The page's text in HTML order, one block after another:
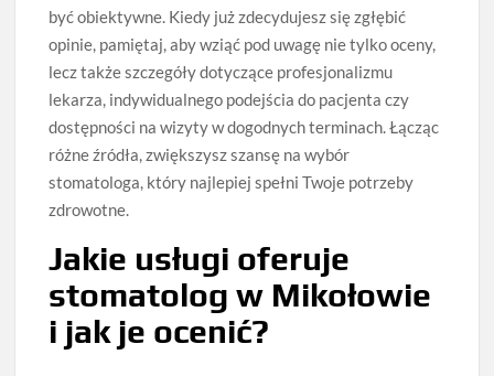
być obiektywne. Kiedy już zdecydujesz się zgłębić
opinie, pamiętaj, aby wziąć pod uwagę nie tylko oceny,
lecz także szczegóły dotyczące profesjonalizmu
lekarza, indywidualnego podejścia do pacjenta czy
dostępności na wizyty w dogodnych terminach. Łącząc
różne źródła, zwiększysz szansę na wybór
stomatologa, który najlepiej spełni Twoje potrzeby
zdrowotne.
Jakie usługi oferuje
stomatolog w Mikołowie
i jak je ocenić?